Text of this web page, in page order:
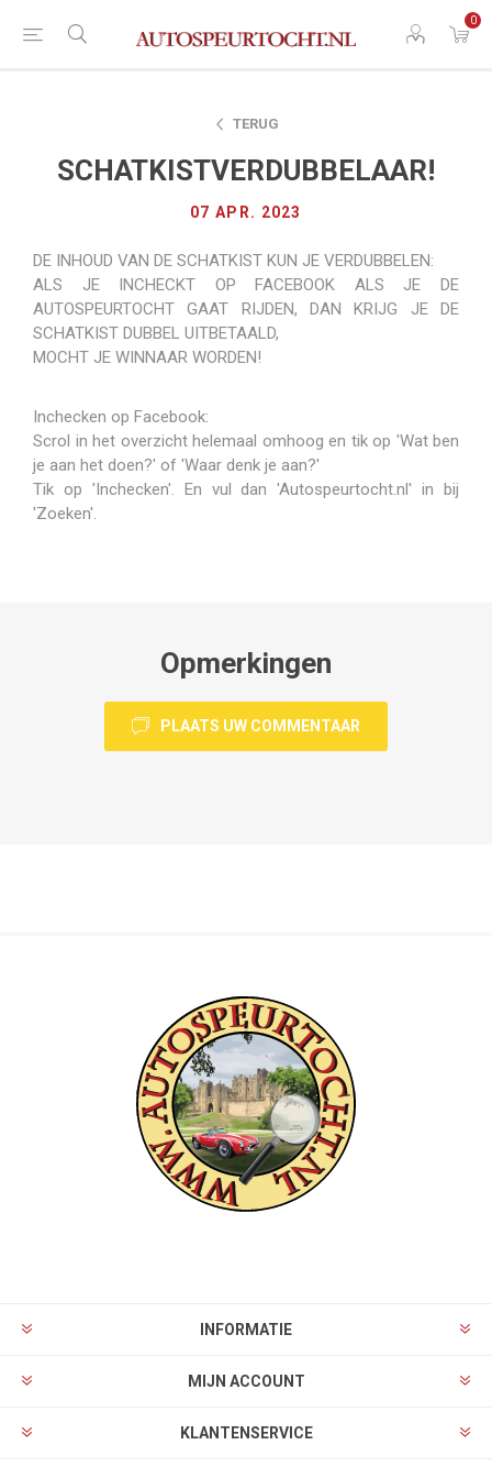
0
TERUG
SCHATKISTVERDUBBELAAR!
07 APR. 2023
DE INHOUD VAN DE SCHATKIST KUN JE VERDUBBELEN:
ALS JE INCHECKT OP FACEBOOK ALS JE DE
AUTOSPEURTOCHT GAAT RIJDEN, DAN KRIJG JE DE
SCHATKIST DUBBEL UITBETAALD,
MOCHT JE WINNAAR WORDEN!
Inchecken op Facebook:
Scrol in het overzicht helemaal omhoog en tik op 'Wat ben
je aan het doen?' of 'Waar denk je aan?'
Tik op 'Inchecken'. En vul dan 'Autospeurtocht.nl' in bij
'Zoeken'.
Opmerkingen
PLAATS UW COMMENTAAR
INFORMATIE
MIJN ACCOUNT
KLANTENSERVICE